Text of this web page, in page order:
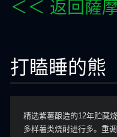
＜＜ 返回薩
打瞌睡的熊
精选紫薯酿造的12年贮藏
多样薯类烧酎进行多。重